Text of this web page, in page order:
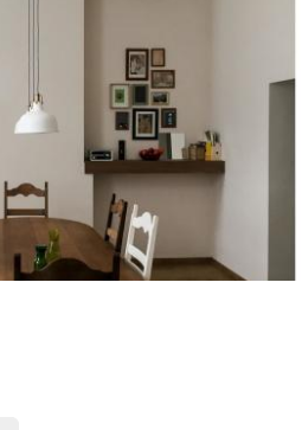
Charges:
12 mois
Domiciliation:
Acceptée
Aménagement
Commune
Commune
100 m
2
Pièces privées:
2